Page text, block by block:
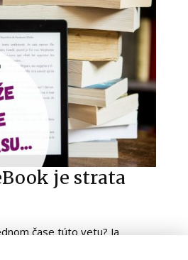
je strata
čase túto vetu? Ja